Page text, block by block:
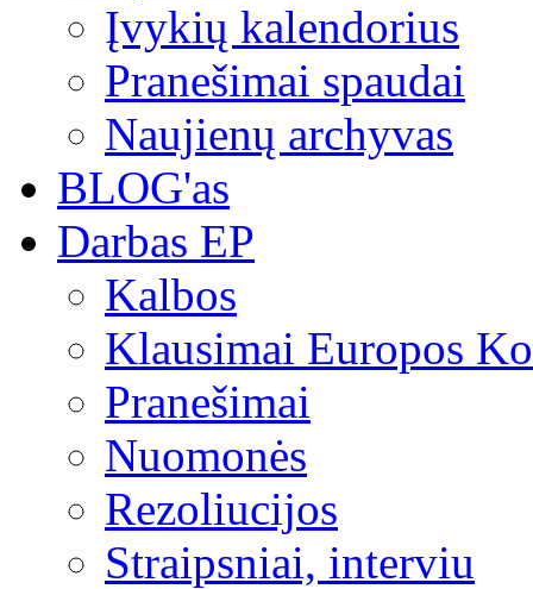
Įvykių kalendorius
Pranešimai spaudai
Naujienų archyvas
BLOG'as
Darbas EP
Kalbos
Klausimai Europos
Pranešimai
Nuomonės
Rezoliucijos
Straipsniai, interviu